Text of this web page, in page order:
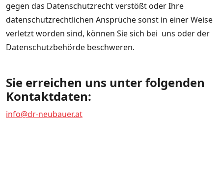
gegen das Datenschutzrecht verstößt oder Ihre
datenschutzrechtlichen Ansprüche sonst in einer Weise
verletzt worden sind, können Sie sich bei uns oder der
Datenschutzbehörde beschweren.
Sie erreichen uns unter folgenden
Kontaktdaten:
info@dr-neubauer.at